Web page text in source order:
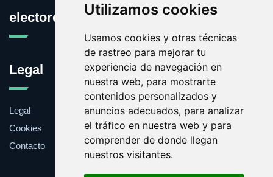
Utilizamos cookies
Usamos cookies y otras técnicas
de rastreo para mejorar tu
experiencia de navegación en
nuestra web, para mostrarte
contenidos personalizados y
anuncios adecuados, para analizar
el tráfico en nuestra web y para
comprender de donde llegan
nuestros visitantes.
electores.es
Legal
Legal
Cookies
Contacto